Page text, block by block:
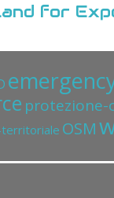
for
protezione-
territoriale OSM